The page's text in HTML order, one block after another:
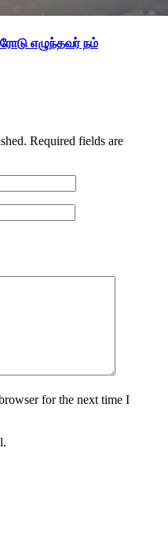
எழுந்தவர் நம்
Required fields are
for the next time I